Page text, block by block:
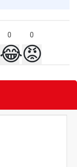
0 0
😂😡